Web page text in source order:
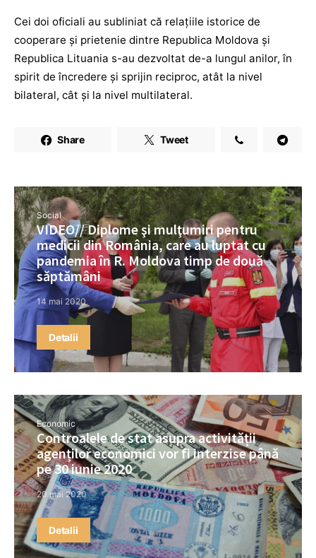
Cei doi oficiali au subliniat că relaţiile istorice de
cooperare şi prietenie dintre Republica Moldova şi
Republica Lituania s-au dezvoltat de-a lungul anilor, în
spirit de încredere şi sprijin reciproc, atât la nivel
bilateral, cât şi la nivel multilateral.
Share Tweet
Social
VIDEO// Diplome şi mulţumiri pentru
medicii din România, care au luptat cu
pandemia în R. Moldova timp de două
săptămâni
14 mai 2020
Detalii
Economic
Controalele de stat asupra activității
agenților economici vor fi interzise până
pe 30 iunie 2020
20 mai 2020
Detalii